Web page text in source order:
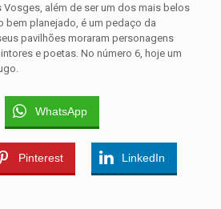
Vosges, além de ser um dos mais belos
bem planejado, é um pedaço da
pavilhões moraram personagens
e poetas. No número 6, hoje um
WhatsApp
Pinterest LinkedIn